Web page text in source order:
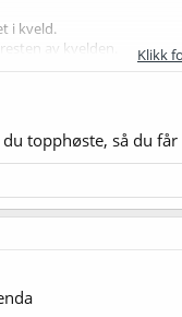
i kveld.
av kvelden.
i kjøleskap til neste
Klikk
topphøste, så du